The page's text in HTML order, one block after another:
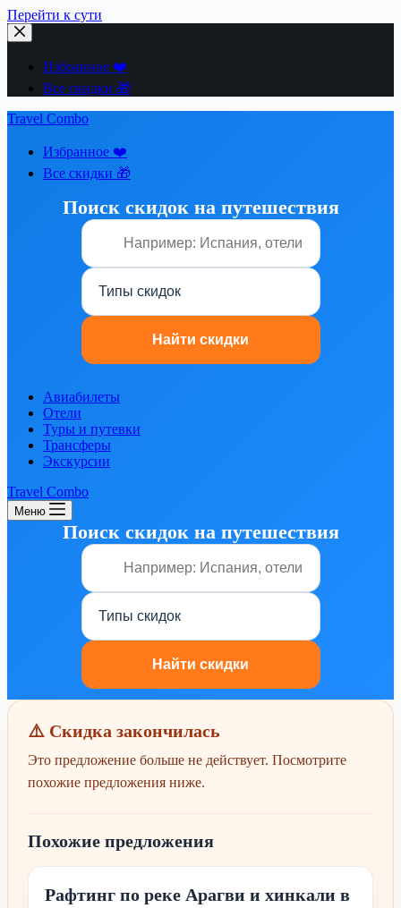
Перейти к сути
Избранное ❤️
Все скидки 🎁
Travel Combo
Избранное ❤️
Все скидки 🎁
Поиск скидок на путешествия
Авиабилеты
Отели
Туры и путевки
Трансферы
Экскурсии
Travel Combo
Меню
Поиск скидок на путешествия
⚠️ Скидка закончилась
Это предложение больше не действует. Посмотрите
похожие предложения ниже.
Похожие предложения
Рафтинг по реке Арагви и хинкали в